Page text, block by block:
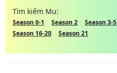
Tìm kiếm Mu:
Season 0-1 Season 2 Season 3-5
Season 16-20
Season 21